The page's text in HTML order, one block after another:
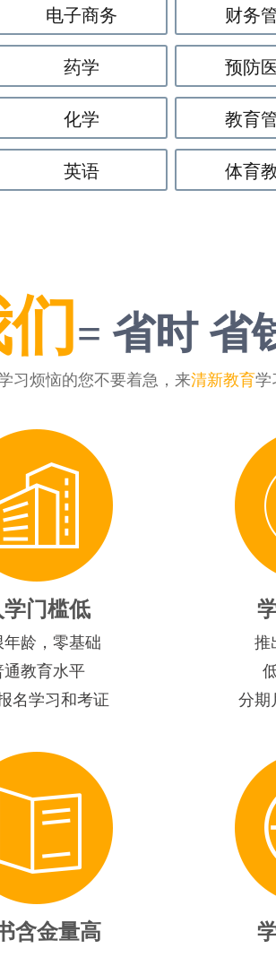
电子商务 财务
药学 预防
化学 教育
英语 体育
= 省时 省
习烦恼的您不要着急，来清新教育学
学门槛低
年龄，零基础
通教育水平
名学习和考证
推
分期
含金量高